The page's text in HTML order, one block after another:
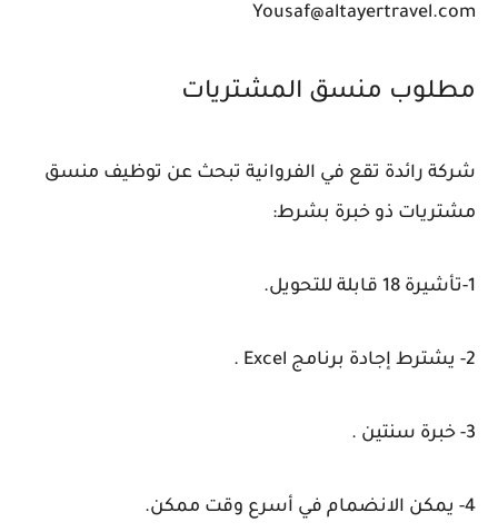
Yousaf@altayertravel.com
مطلوب منسق المشتريات
شركة رائدة تقع في الفروانية تبحث عن توظيف منسق
مشتريات ذو خبرة بشرط:
1-تأشيرة 18 قابلة للتحويل.
2- يشترط إجادة برنامج Excel .
3- خبرة سنتين .
4- يمكن الانضمام في أسرع وقت ممكن.